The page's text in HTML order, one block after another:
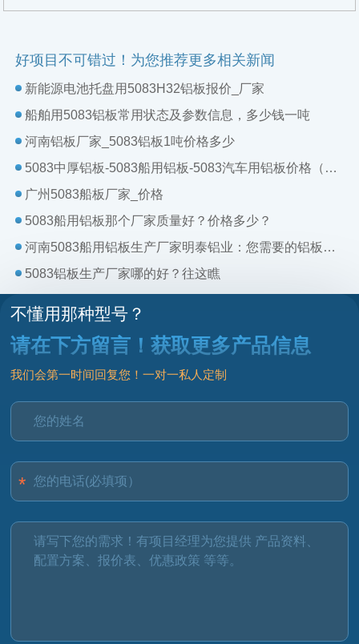
好项目不可错过！为您推荐更多相关新闻
新能源电池托盘用5083H32铝板报价_厂家
船舶用5083铝板常用状态及参数信息，多少钱一吨
河南铝板厂家_5083铝板1吨价格多少
5083中厚铝板-5083船用铝板-5083汽车用铝板价格（加工费）多少
广州5083船板厂家_价格
5083船用铝板那个厂家质量好？价格多少？
河南5083船用铝板生产厂家明泰铝业：您需要的铝板我们都有
5083铝板生产厂家哪的好？往这瞧
不懂用那种型号？
请在下方留言！获取更多产品信息
我们会第一时间回复您！一对一私人定制